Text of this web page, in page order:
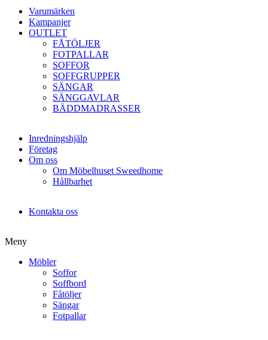
Varumärken
Kampanjer
OUTLET
FÅTÖLJER
FOTPALLAR
SOFFOR
SOFFGRUPPER
SÄNGAR
SÄNGGAVLAR
BÄDDMADRASSER
Inredningshjälp
Företag
Om oss
Om Möbelhuset Sweedhome
Hållbarhet
Kontakta oss
Meny
Möbler
Soffor
Soffbord
Fåtöljer
Sängar
Fotpallar